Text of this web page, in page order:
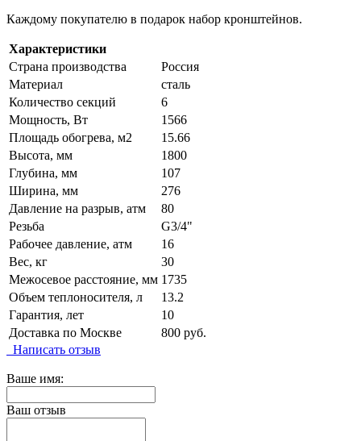
Каждому покупателю в подарок набор кронштейнов.
Характеристики
Страна производства
Россия
Материал
сталь
Количество секций
6
Мощность, Вт
1566
Площадь обогрева, м2
15.66
Высота, мм
1800
Глубина, мм
107
Ширина, мм
276
Давление на разрыв, атм
80
Резьба
G3/4"
Рабочее давление, атм
16
Вес, кг
30
Межосевое расстояние, мм 1735
Объем теплоносителя, л
13.2
Гарантия, лет
10
Доставка по Москве
800 руб.
Написать отзыв
Ваше имя:
Ваш отзыв